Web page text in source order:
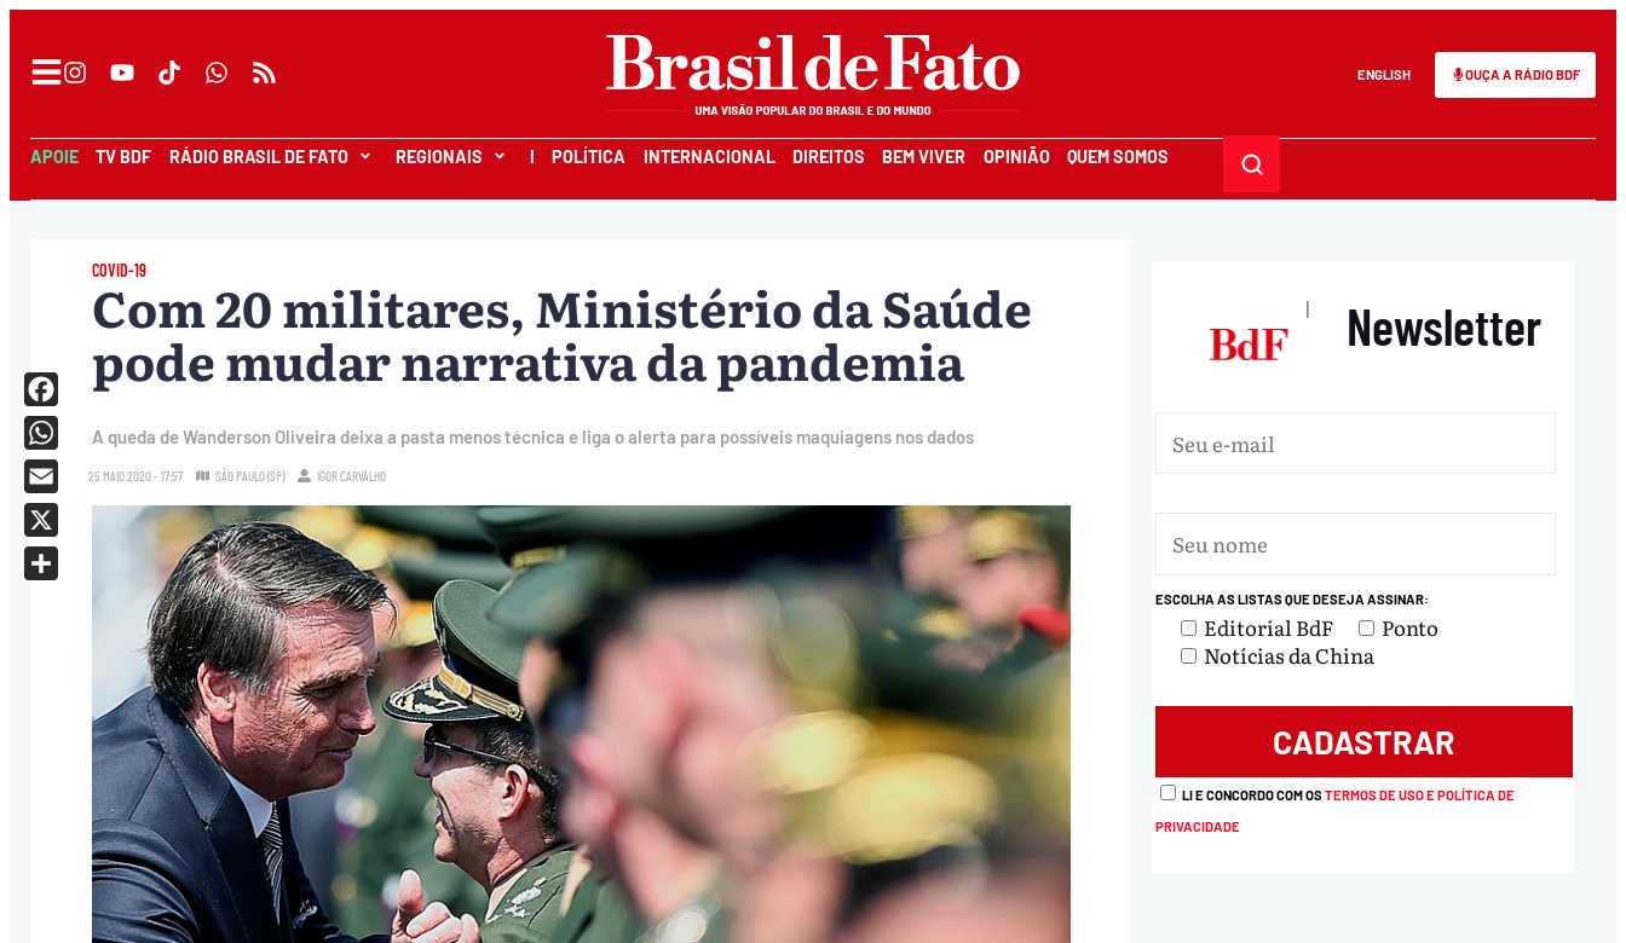
ENGLISH OUÇA A RÁDIO BDF
APOIE TV BDF RÁDIO BRASIL DE FATO REGIONAIS I POLÍTICA INTERNACIONAL DIREITOS BEM VIVER OPINIÃO QUEM SOMOS
COVID-19
Com 20 militares, Ministério da Saúde
pode mudar narrativa da pandemia
A queda de Wanderson Oliveira deixa a pasta menos técnica e liga o alerta para possíveis maquiagens nos dados
25.MAIO.2020 - 17:57 SÃO PAULO (SP) IGOR CARVALHO
Facebook
WhatsApp
Email
X
| Newsletter
ESCOLHA AS LISTAS QUE DESEJA ASSINAR:
Editorial BdF
Ponto
Notícias da China
LI E CONCORDO COM OSTERMOS DE USO E POLÍTICA DE
PRIVACIDADE